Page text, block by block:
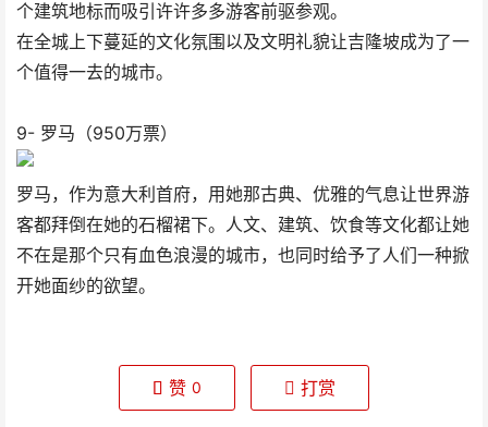
个建筑地标而吸引许许多多游客前驱参观。
在全城上下蔓延的文化氛围以及文明礼貌让吉隆坡成为了一
个值得一去的城市。
9- 罗马（950万票）
罗马，作为意大利首府，用她那古典、优雅的气息让世界游
客都拜倒在她的石榴裙下。人文、建筑、饮食等文化都让她
不在是那个只有血色浪漫的城市，也同时给予了人们一种掀
开她面纱的欲望。
赞 0 打赏